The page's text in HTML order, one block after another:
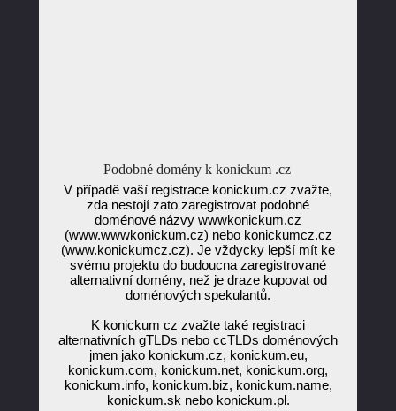
Podobné domény k konickum .cz
V případě vaší registrace konickum.cz zvažte,
zda nestojí zato zaregistrovat podobné
doménové názvy wwwkonickum.cz
(www.wwwkonickum.cz) nebo konickumcz.cz
(www.konickumcz.cz). Je vždycky lepší mít ke
svému projektu do budoucna zaregistrované
alternativní domény, než je draze kupovat od
doménových spekulantů.
K konickum cz zvažte také registraci
alternativních gTLDs nebo ccTLDs doménových
jmen jako konickum.cz, konickum.eu,
konickum.com, konickum.net, konickum.org,
konickum.info, konickum.biz, konickum.name,
konickum.sk nebo konickum.pl.